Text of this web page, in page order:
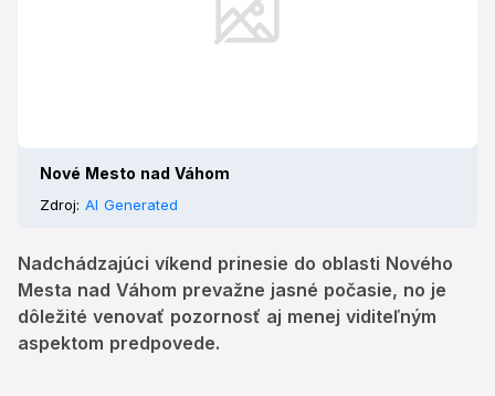
Nové Mesto nad Váhom
Zdroj: AI Generated
Nadchádzajúci víkend prinesie do oblasti Nového
Mesta nad Váhom prevažne jasné počasie, no je
dôležité venovať pozornosť aj menej viditeľným
aspektom predpovede.